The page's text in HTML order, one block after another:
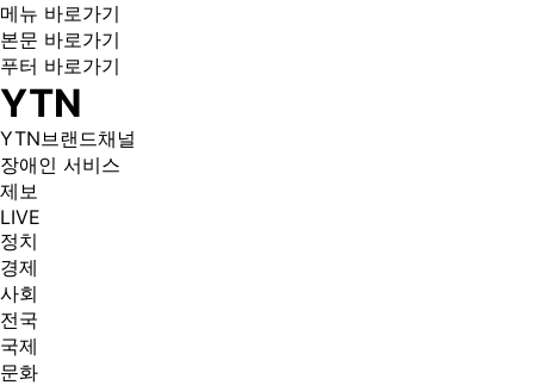
메뉴 바로가기
본문 바로가기
푸터 바로가기
YTN
YTN브랜드채널
장애인 서비스
제보
LIVE
정치
경제
사회
전국
국제
문화